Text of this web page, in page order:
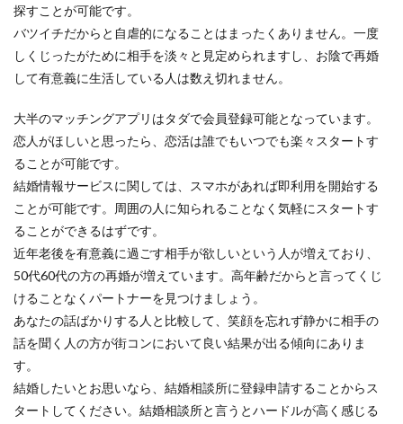
探すことが可能です。
バツイチだからと自虐的になることはまったくありません。一度
しくじったがために相手を淡々と見定められますし、お陰で再婚
して有意義に生活している人は数え切れません。
大半のマッチングアプリはタダで会員登録可能となっています。
恋人がほしいと思ったら、恋活は誰でもいつでも楽々スタートす
ることが可能です。
結婚情報サービスに関しては、スマホがあれば即利用を開始する
ことが可能です。周囲の人に知られることなく気軽にスタートす
ることができるはずです。
近年老後を有意義に過ごす相手が欲しいという人が増えており、
50代60代の方の再婚が増えています。高年齢だからと言ってくじ
けることなくパートナーを見つけましょう。
あなたの話ばかりする人と比較して、笑顔を忘れず静かに相手の
話を聞く人の方が街コンにおいて良い結果が出る傾向にありま
す。
結婚したいとお思いなら、結婚相談所に登録申請することからス
タートしてください。結婚相談所と言うとハードルが高く感じる